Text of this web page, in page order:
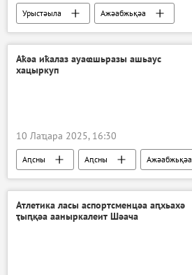
Урыстәыла Ажәабжьқәа
Аҟәа иҟалаз ауаҩшьразы ашьаус
хацыркуп
10 Лаҵара 2025, 16:30
Аԥсны Аԥсны Ажәабжьқәа
Атлетика ласы аспортсменцәа аԥхьахә
ҭыԥқәа ааныркалеит Шәача